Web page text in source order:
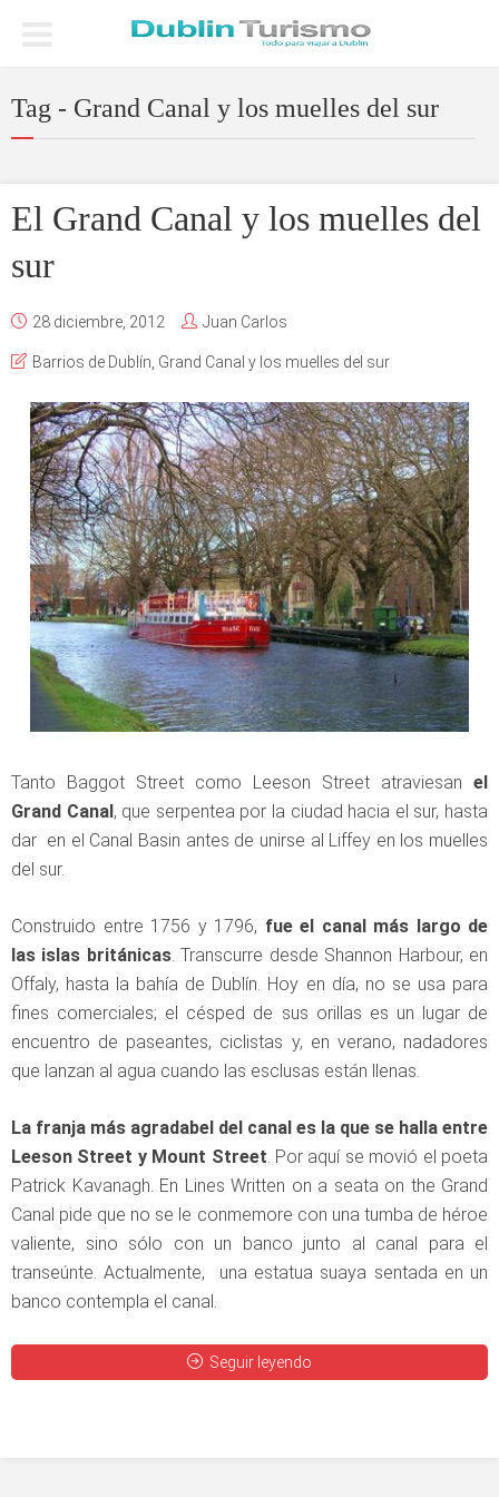
Tag - Grand Canal y los muelles del sur
El Grand Canal y los muelles del
sur
28 diciembre, 2012 Juan Carlos
Barrios de Dublín Grand Canal y los muelles del sur
Tanto Baggot Street como Leeson Street atraviesan el
Grand Canal, que serpentea por la ciudad hacia el sur, hasta
dar en el Canal Basin antes de unirse al Liffey en los muelles
del sur.
Construido entre 1756 y 1796, fue el canal más largo de
las islas británicas. Transcurre desde Shannon Harbour, en
Offaly, hasta la bahía de Dublín. Hoy en día, no se usa para
fines comerciales; el césped de sus orillas es un lugar de
encuentro de paseantes, ciclistas y, en verano, nadadores
que lanzan al agua cuando las esclusas están llenas.
La franja más agradabel del canal es la que se halla entre
Leeson Street y Mount Street . Por aquí se movió el poeta
Patrick Kavanagh. En Lines Written on a seata on the Grand
Canal pide que no se le conmemore con una tumba de héroe
valiente, sino sólo con un banco junto al canal para el
transeúnte. Actualmente, una estatua suaya sentada en un
banco contempla el canal.
Seguir leyendo